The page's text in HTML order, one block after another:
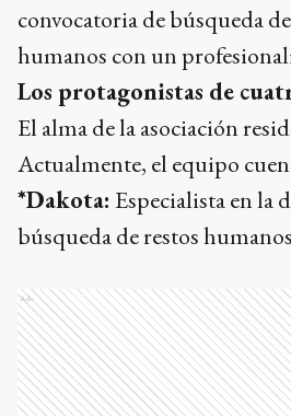
convocatoria de búsqueda
humanos con un
Los protagonistas de
El alma de la asociación
Actualmente, el equipo
*Dakota: Especialista en la
búsqueda de restos
Ads